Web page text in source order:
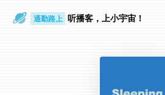
通勤路上 听播客，上小宇宙！